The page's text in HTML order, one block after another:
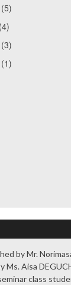
(5)
(4)
(3)
(1)
by Mr.
Ms. Aisa
class